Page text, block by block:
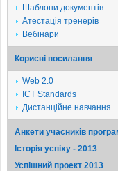
Шаблони документів
Атестація тренерів
Вебінари
Корисні посилання
Web 2.0
ICT Standards
Дистанційне навчання
Анкети учасників
Історія успіху - 2013
Успішний проект 2013